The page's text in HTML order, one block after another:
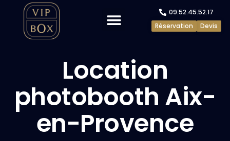
09.52.45.52.17
Devis
Réservation
Location
photobooth Aix-
en-Provence